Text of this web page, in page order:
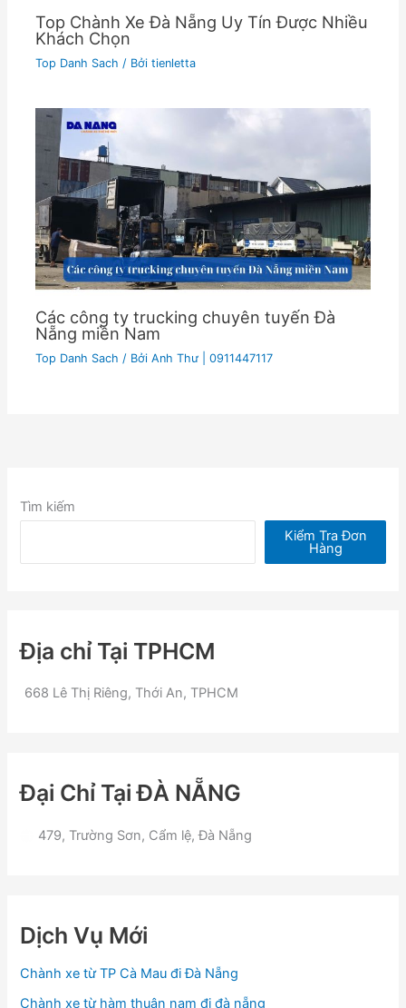
Top Chành Xe Đà Nẵng Uy Tín Được Nhiều
Khách Chọn
Top Danh Sach / Bởitienletta
Các công ty trucking chuyên tuyến Đà
Nẵng miền Nam
Top Danh Sach / BởiAnh Thư | 0911447117
Tìm kiếm
Kiểm Tra Đơn
Hàng
Địa chỉ Tại TPHCM
668 Lê Thị Riêng, Thới An, TPHCM
Đại Chỉ Tại ĐÀ NẴNG
479, Trường Sơn, Cẩm lệ, Đà Nẵng
Dịch Vụ Mới
Chành xe từ TP Cà Mau đi Đà Nẵng
Chành xe từ hàm thuận nam đi đà nẵng